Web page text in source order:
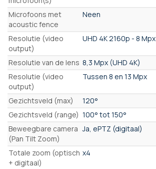
Microfoons met
acoustic fence
Neen
Resolutie (video
output)
UHD 4K 2160p - 8 Mpx
Resolutie van de lens 8,3 Mpx (UHD 4K)
Resolutie (video
output)
Tussen 8 en 13 Mpx
Gezichtsveld (max)
120°
Gezichtsveld (range) 100° tot 150°
Beweegbare camera
(Pan Tilt Zoom)
Ja, ePTZ (digitaal)
Totale zoom (optisch
+ digitaal)
x4